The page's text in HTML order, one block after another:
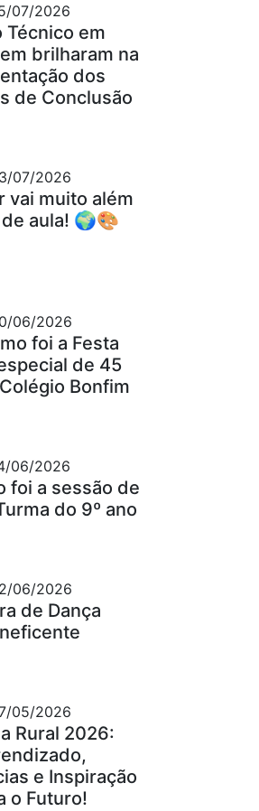
07/2026
Técnico em
brilharam na
dos
de Conclusão
07/2026
vai muito além
de aula! 🌍🎨
06/2026
foi a Festa
de 45
Bonfim
06/2026
foi a sessão de
do 9º ano
06/2026
de Dança
05/2026
Rural 2026:
e Inspiração
o Futuro!